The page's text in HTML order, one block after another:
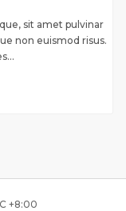
sit amet pulvinar
non euismod risus.
+8:00